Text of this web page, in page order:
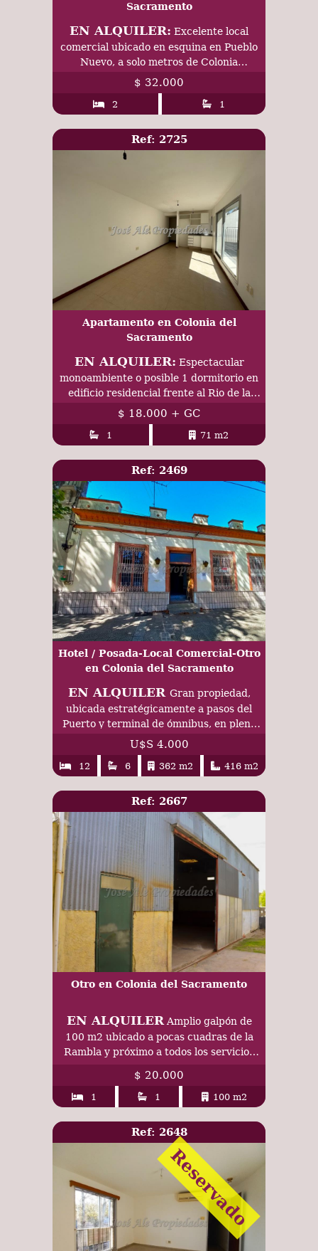
Sacramento
EN ALQUILER: Excelente local
comercial ubicado en esquina en Pueblo
Nuevo, a solo metros de Colonia
Shopping y de José Pedro Varela
$ 32.000
2 1
Ref: 2725
Apartamento en Colonia del
Sacramento
EN ALQUILER:
monoambiente o posible 1 dormitorio en
edificio residencial frente al Rio de la
Plata.
$ 18.000 + GC
1 71 m2
Ref: 2469
Hotel / Posada-Local Comercial-Otro
en Colonia del Sacramento
EN ALQUILER Gran propiedad,
ubicada estratégicamente a pasos del
Puerto y terminal de ómnibus, en pleno
centro de la ciudad de Colonia.
U$S 4.000
12 6 362 m2 416 m2
Ref: 2667
Otro en Colonia del Sacramento
EN ALQUILER
100 m2 ubicado a pocas cuadras de la
Rambla y próximo a todos los servicios
$ 20.000
1 1 100 m2
Ref: 2648
Reservado